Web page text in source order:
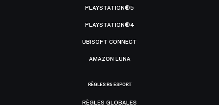
PLAYSTATION®5
PLAYSTATION®4
UBISOFT CONNECT
AMAZON LUNA
RÈGLES R6 ESPORT
RÈGLES GLOBALES